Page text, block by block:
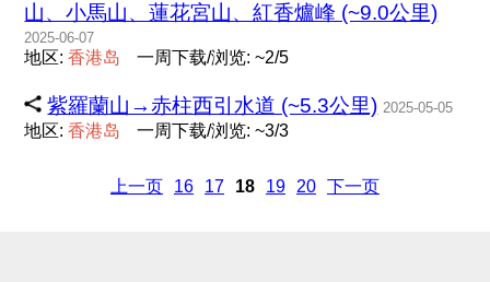
山、小馬山、蓮花宮山、紅香爐峰 (~9.0公里)
2025-06-07
地区:香港岛 一周下载/浏览: ~2/5
紫羅蘭山→赤柱西引水道 (~5.3公里) 2025-05-05
地区:香港岛 一周下载/浏览: ~3/3
上一页 16 17 18 19 20 下一页